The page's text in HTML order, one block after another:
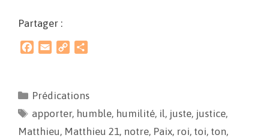
Partager :
b
o
o
l
L
i
n
a
g
e
Prédications
apporter, humble, humilité, il, juste, justice,
Matthieu, Matthieu 21, notre, Paix, roi, toi, ton,